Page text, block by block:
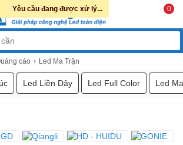
0
cáo Led Ma Trận
Led Liền Dây Led Full Color Led
Yêu cầu đang được xử lý...